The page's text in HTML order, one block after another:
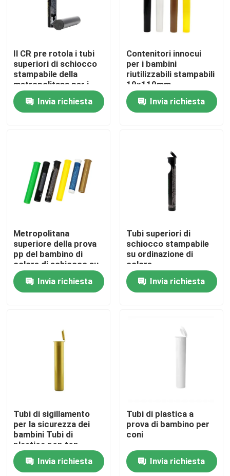
Casa
Video
Chi siamo
Controllo di qualità
Contattaci
Casi
Pacchetto erbaccia personalizzato
Il CR pre rotola i tubi
superiori di schiocco
stampabile della
metropolitana per i
clienti di B2B
Invia richiesta
Contenitori innocui
per i bambini
riutilizzabili stampabili
19x110mm
Invia richiesta
Metropolitana
superiore della prova
pp del bambino di
colore di schiocco su
ordinazione nero
verde stampabile del
CR
Invia richiesta
Tubi superiori di
schiocco stampabile
su ordinazione di
colore
Invia richiesta
Tubi di sigillamento
per la sicurezza dei
bambini Tubi di
plastica pop top
98mm 110mm 116mm
Invia richiesta
Tubi di plastica a
prova di bambino per
coni
Invia richiesta